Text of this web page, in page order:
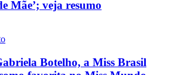
Mãe’; veja resumo
Botelho, a Miss Brasil